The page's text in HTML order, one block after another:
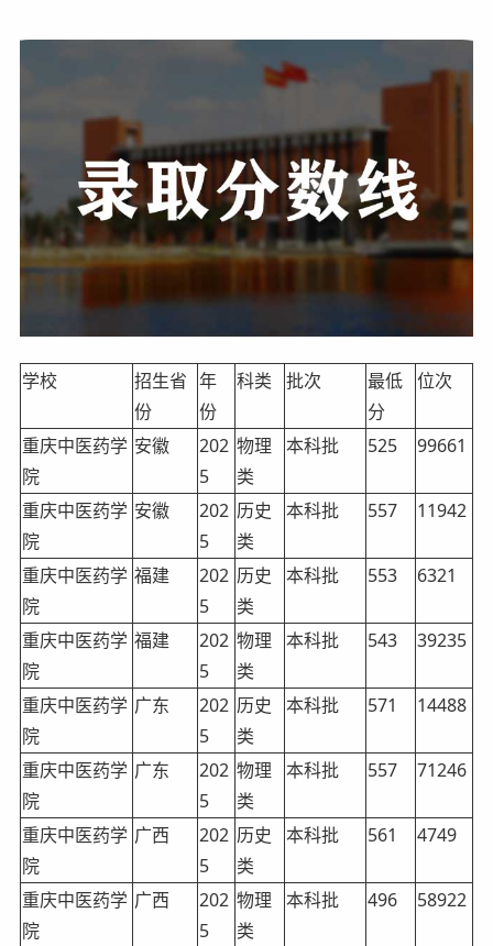
学校
招生省
份
年
份
科类 批次
最低
分
位次
重庆中医药学
院
安徽
202
5
物理
类
本科批 525 99661
重庆中医药学
院
安徽
202
5
历史
类
本科批 557 11942
重庆中医药学
院
福建
202
5
历史
类
本科批 553 6321
重庆中医药学
院
福建
202
5
物理
类
本科批 543 39235
重庆中医药学
院
广东
202
5
历史
类
本科批 571 14488
重庆中医药学
院
广东
202
5
物理
类
本科批 557 71246
重庆中医药学
院
广西
202
5
历史
类
本科批 561 4749
重庆中医药学
院
广西
202
5
物理
类
本科批 496 58922